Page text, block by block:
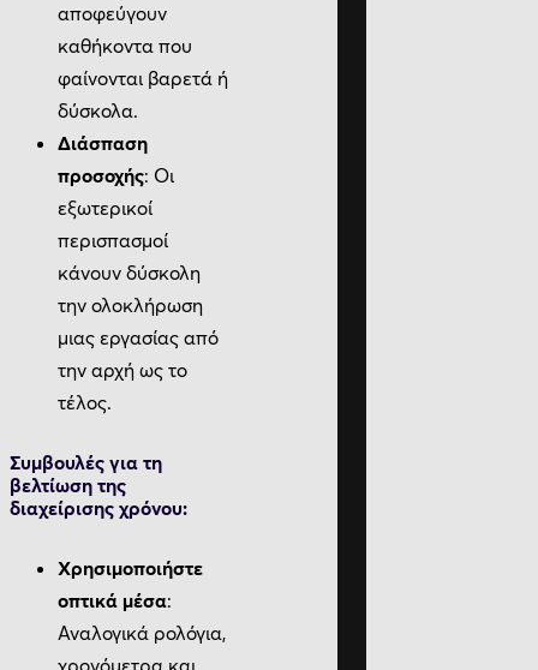
αποφεύγουν
καθήκοντα που
φαίνονται βαρετά ή
δύσκολα.
Διάσπαση
προσοχής: Οι
εξωτερικοί
περισπασμοί
κάνουν δύσκολη
την ολοκλήρωση
μιας εργασίας από
την αρχή ως το
τέλος.
Συμβουλές για τη
βελτίωση της
διαχείρισης χρόνου:
Χρησιμοποιήστε
οπτικά μέσα:
Αναλογικά ρολόγια,